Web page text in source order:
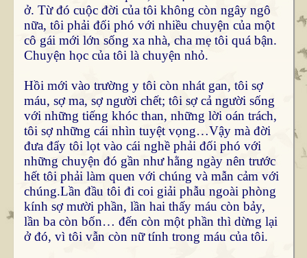
ở. Từ đó cuộc đời của tôi không còn ngây ngô
nữa, tôi phải đối phó với nhiều chuyện của một
cô gái mới lớn sống xa nhà, cha mẹ tôi quá bận.
Chuyện học của tôi là chuyện nhỏ.
Hồi mới vào trường y tôi còn nhát gan, tôi sợ
máu, sợ ma, sợ người chết; tôi sợ cả người sống
với những tiếng khóc than, những lời oán trách,
tôi sợ những cái nhìn tuyệt vọng…Vậy mà đời
đưa đẩy tôi lọt vào cái nghề phải đối phó với
những chuyện đó gần như hằng ngày nên trước
hết tôi phải làm quen với chúng và mẫn cảm với
chúng.Lần đầu tôi đi coi giải phẫu ngoài phòng
kính sợ mười phần, lần hai thấy máu còn bảy,
lần ba còn bốn… đến còn một phần thì dừng lại
ở đó, vì tôi vẫn còn nữ tính trong máu của tôi.